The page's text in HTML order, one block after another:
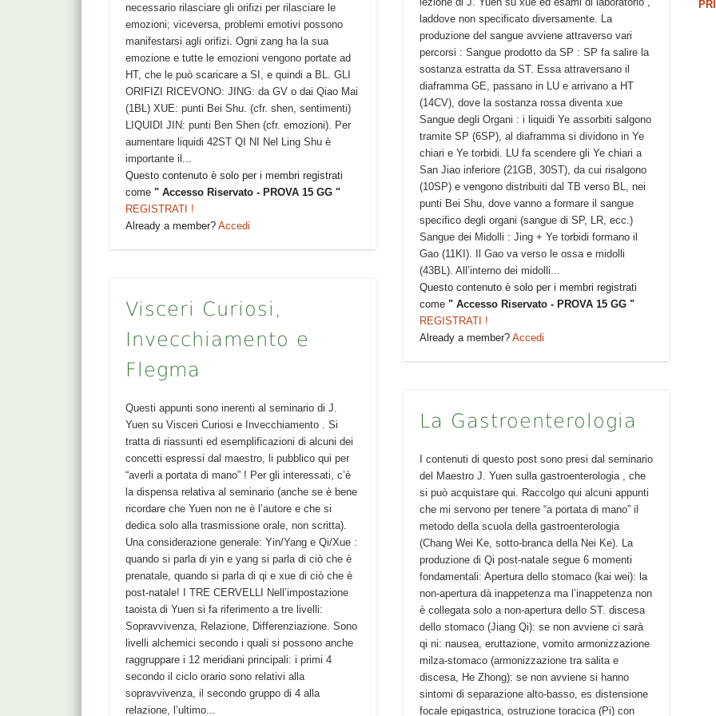
necessario rilasciare gli orifizi per rilasciare le
emozioni; viceversa, problemi emotivi possono
manifestarsi agli orifizi. Ogni zang ha la sua
emozione e tutte le emozioni vengono portate ad
HT, che le può scaricare a SI, e quindi a BL. GLI
ORIFIZI RICEVONO: JING: da GV o dai Qiao Mai
(1BL) XUE: punti Bei Shu. (cfr. shen, sentimenti)
LIQUIDI JIN: punti Ben Shen (cfr. emozioni). Per
aumentare liquidi 42ST QI NI Nel Ling Shu è
importante il...
Questo contenuto è solo per i membri registrati
come" Accesso Riservato - PROVA 15 GG "
REGISTRATI !
Already a member?Accedi
laddove non specificato diversamente. La
produzione del sangue avviene attraverso vari
percorsi : Sangue prodotto da SP : SP fa salire la
sostanza estratta da ST. Essa attraversano il
diaframma GE, passano in LU e arrivano a HT
(14CV), dove la sostanza rossa diventa xue
Sangue degli Organi : i liquidi Ye assorbiti salgono
tramite SP (6SP), al diaframma si dividono in Ye
chiari e Ye torbidi. LU fa scendere gli Ye chiari a
San Jiao inferiore (21GB, 30ST), da cui risalgono
(10SP) e vengono distribuiti dal TB verso BL, nei
punti Bei Shu, dove vanno a formare il sangue
specifico degli organi (sangue di SP, LR, ecc.)
Sangue dei Midolli : Jing + Ye torbidi formano il
Gao (11KI). Il Gao va verso le ossa e midolli
(43BL). All’interno dei midolli...
Questo contenuto è solo per i membri registrati
come " Accesso Riservato - PROVA 15 GG "
REGISTRATI !
Already a member? Accedi
Visceri Curiosi,
Invecchiamento e
Flegma
Questi appunti sono inerenti al seminario di J.
Yuen su Visceri Curiosi e Invecchiamento . Si
tratta di riassunti ed esemplificazioni di alcuni dei
concetti espressi dal maestro, li pubblico qui per
“averli a portata di mano” ! Per gli interessati, c’è
la dispensa relativa al seminario (anche se è bene
ricordare che Yuen non ne è l’autore e che si
dedica solo alla trasmissione orale, non scritta).
Una considerazione generale: Yin/Yang e Qi/Xue :
quando si parla di yin e yang si parla di ciò che è
prenatale, quando si parla di qi e xue di ciò che è
post-natale! I TRE CERVELLI Nell’impostazione
taoista di Yuen si fa riferimento a tre livelli:
Sopravvivenza, Relazione, Differenziazione. Sono
livelli alchemici secondo i quali si possono anche
raggruppare i 12 meridiani principali: i primi 4
secondo il ciclo orario sono relativi alla
sopravvivenza, il secondo gruppo di 4 alla
relazione, l’ultimo...
La Gastroenterologia
I contenuti di questo post sono presi dal seminario
del Maestro J. Yuen sulla gastroenterologia , che
si può acquistare qui. Raccolgo qui alcuni appunti
che mi servono per tenere “a portata di mano” il
metodo della scuola della gastroenterologia
(Chang Wei Ke, sotto-branca della Nei Ke). La
produzione di Qi post-natale segue 6 momenti
fondamentali: Apertura dello stomaco (kai wei): la
non-apertura dà inappetenza ma l’inappetenza non
è collegata solo a non-apertura dello ST. discesa
dello stomaco (Jiang Qi): se non avviene ci sarà
qi ni: nausea, eruttazione, vomito armonizzazione
milza-stomaco (armonizzazione tra salita e
discesa, He Zhong): se non avviene si hanno
sintomi di separazione alto-basso, es distensione
focale epigastrica, ostruzione toracica (Pi) con